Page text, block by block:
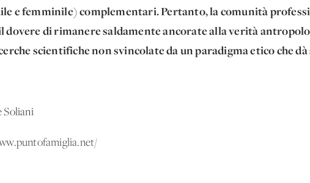
e femminile) complementari. Pertanto, la comunità
dovere di rimanere saldamente ancorate alla verità
scientifiche non svincolate da un paradigma etico che
Soliani